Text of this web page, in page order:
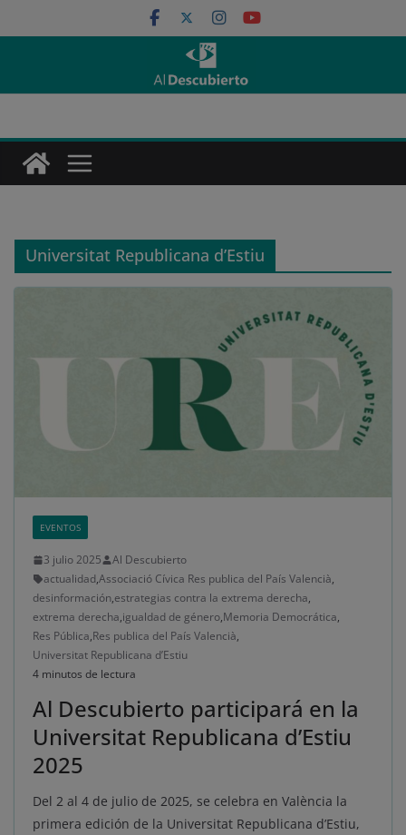
al
Universitat Republicana d’Estiu
EVENTOS
3 julio 2025
Al Descubierto
actualidad,Associació Cívica Res publica del País Valencià,
desinformación,estrategias contra la extrema derecha,
extrema derecha,igualdad de género,Memoria Democrática,
Res Pública,Res publica del País Valencià,
Universitat Republicana d’Estiu
4 minutos de lectura
Al Descubierto participará en la
Universitat Republicana d’Estiu
2025
Del 2 al 4 de julio de 2025, se celebra en València la
primera edición de la Universitat Republicana d’Estiu,